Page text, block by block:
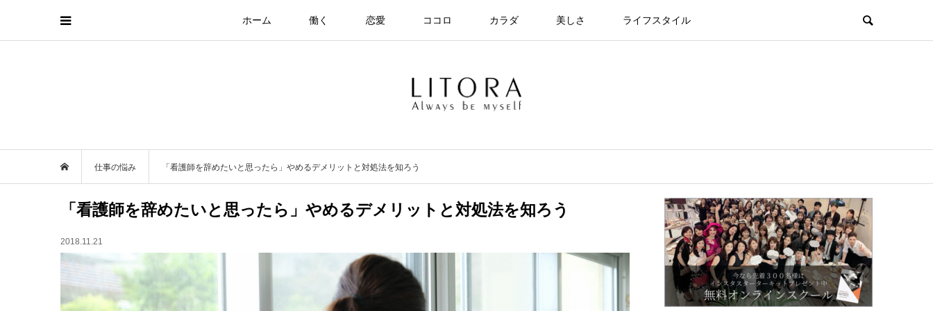
ホーム 働く 恋愛 ココロ カラダ 美しさ ライフスタイル
仕事の悩み 「看護師を辞めたいと思ったら」やめるデメリットと対処法を知ろう
「看護師を辞めたいと思ったら」やめるデメリットと対処法を知ろう
2018.11.21